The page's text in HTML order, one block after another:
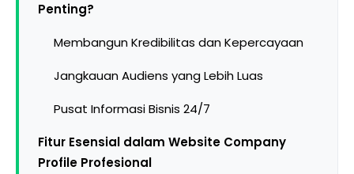
Penting?
Membangun Kredibilitas dan Kepercayaan
Jangkauan Audiens yang Lebih Luas
Pusat Informasi Bisnis 24/7
Fitur Esensial dalam Website Company
Profile Profesional